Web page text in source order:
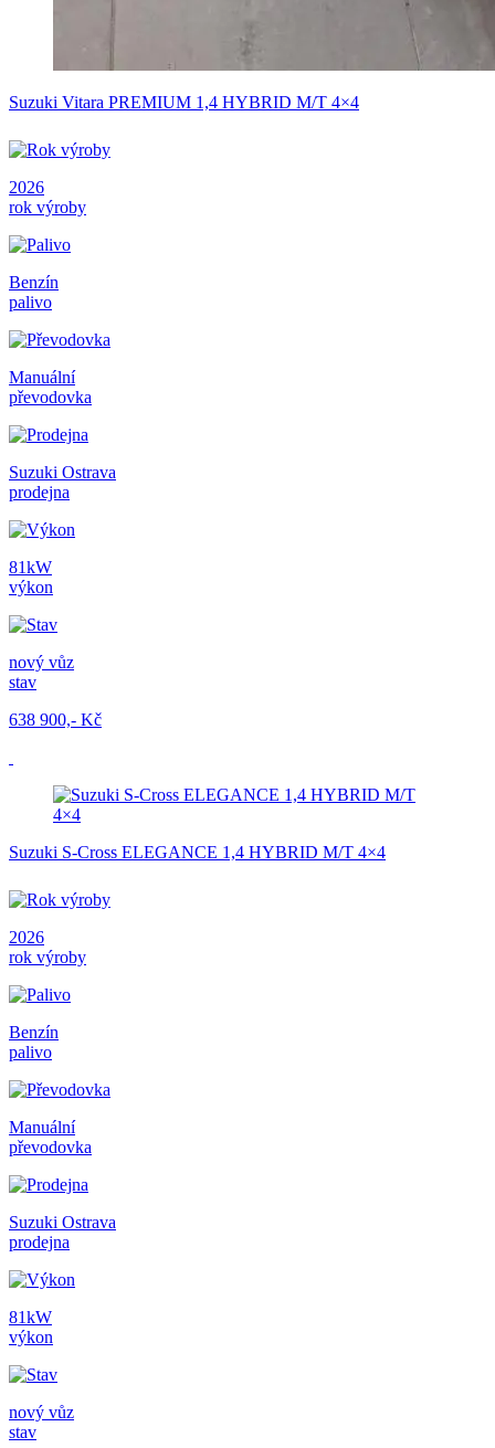
Suzuki Vitara PREMIUM 1,4 HYBRID M/T 4×4
2026
rok výroby
Benzín
palivo
Manuální
převodovka
Suzuki Ostrava
prodejna
81kW
výkon
nový vůz
stav
638 900,- Kč
Suzuki S-Cross ELEGANCE 1,4 HYBRID M/T 4×4
2026
rok výroby
Benzín
palivo
Manuální
převodovka
Suzuki Ostrava
prodejna
81kW
výkon
nový vůz
stav